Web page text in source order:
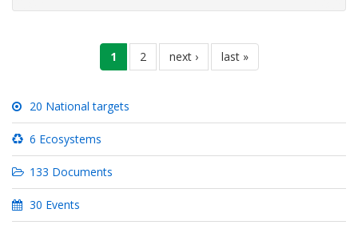
current
page
1 page
2
next
page
next ›
last
page
last »
20 National targets
6 Ecosystems
133 Documents
30 Events